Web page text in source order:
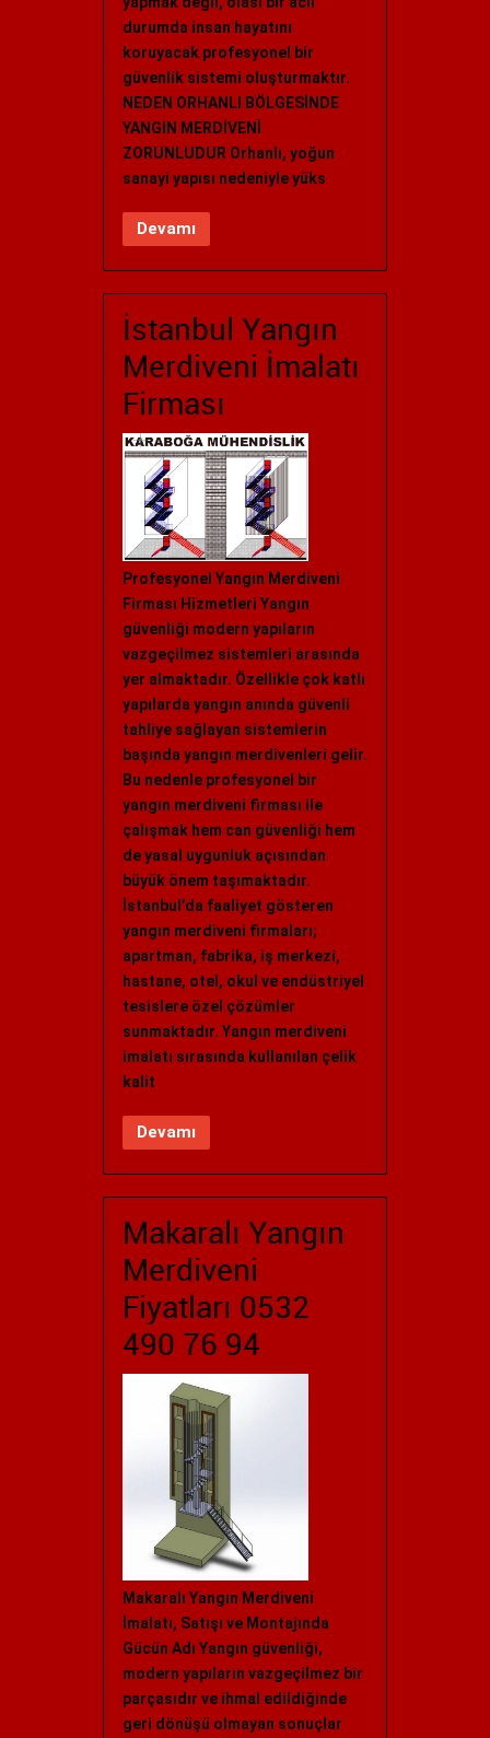
durumda insan hayatını
koruyacak profesyonel bir
güvenlik sistemi oluşturmaktır.
NEDEN ORHANLI BÖLGESİNDE
YANGIN MERDİVENİ
ZORUNLUDUR Orhanlı, yoğun
sanayi yapısı nedeniyle yüks
Devamı
İstanbul Yangın
Merdiveni İmalatı
Firması
Profesyonel Yangın Merdiveni
Firması Hizmetleri Yangın
güvenliği modern yapıların
vazgeçilmez sistemleri arasında
yer almaktadır. Özellikle çok katlı
yapılarda yangın anında güvenli
tahliye sağlayan sistemlerin
başında yangın merdivenleri gelir.
Bu nedenle profesyonel bir
yangın merdiveni firması ile
çalışmak hem can güvenliği hem
de yasal uygunluk açısından
büyük önem taşımaktadır.
İstanbul’da faaliyet gösteren
yangın merdiveni firmaları;
apartman, fabrika, iş merkezi,
hastane, otel, okul ve endüstriyel
tesislere özel çözümler
sunmaktadır. Yangın merdiveni
imalatı sırasında kullanılan çelik
kalit
Devamı
Makaralı Yangın
Merdiveni
Fiyatları 0532
490 76 94
Makaralı Yangın Merdiveni
İmalatı, Satışı ve Montajında
Gücün Adı Yangın güvenliği,
modern yapıların vazgeçilmez bir
parçasıdır ve ihmal edildiğinde
geri dönüşü olmayan sonuçlar